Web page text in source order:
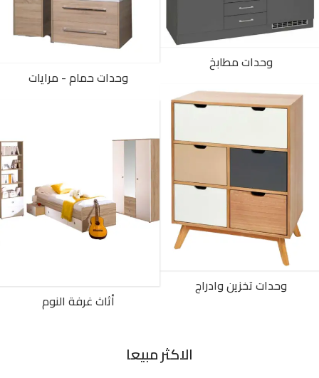
وحدات مطابخ
وحدات حمام - مرايات
وحدات تخزين وادراج
أثاث غرفة النوم
الاكثر مبيعا